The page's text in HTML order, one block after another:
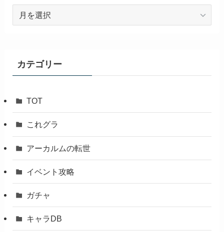
カテゴリー
TOT
これグラ
アーカルムの転世
イベント攻略
ガチャ
キャラDB